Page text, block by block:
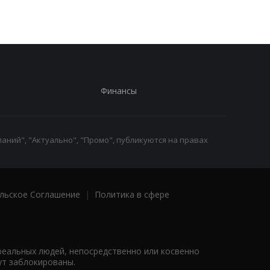
Финансы
"Актуально", "Промо", публикуются на правах
Соглашение |
Политика в сфере
людей, непосредственно или косвенно
заблокированы.